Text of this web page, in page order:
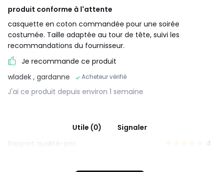
produit conforme à l'attente
casquette en coton commandée pour une soirée
costumée. Taille adaptée au tour de tête, suivi les
recommandations du fournisseur.
Je recommande ce produit
wladek , gardanne Acheteur vérifié
J'ai ce produit depuis environ 1 semaine
Utile (0)
Signaler
Rapport qualité-prix
4